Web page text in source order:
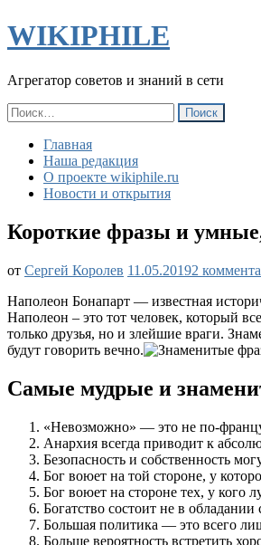
WIKIPHILE
Агрегатор советов и знаний в сети
Найти:
Главная
Наша редакция
О проекте wikiphile.ru
Новости и открытия
Короткие фразы и
от Сергей Королев 11.05.20192
Наполеон Бонапарт — известная
Наполеон – это тот человек, который
только друзья, но и злейшие враги.
будут говорить вечно.
Самые мудрые и
«Невозможно» — это не по-
Анархия всегда приводит к
Безопасность и собственность
Бог воюет на той стороне, у
Бог воюет на стороне тех, у кого
Богатство состоит не в
Большая политика — это всего
Больше вероятность встретить